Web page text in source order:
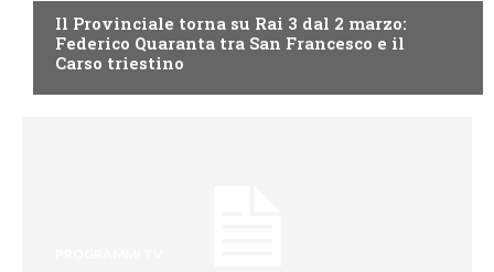
Il Provinciale torna su Rai 3 dal 2 marzo:
Federico Quaranta tra San Francesco e il
Carso triestino